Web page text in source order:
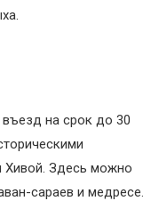
на срок до 30
Хивой. Здесь можно
сараев и медресе.